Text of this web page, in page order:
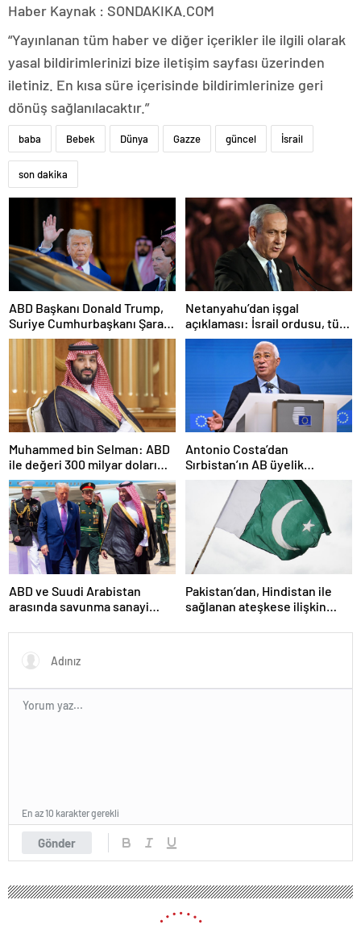
Haber Kaynak : SONDAKIKA.COM
“Yayınlanan tüm haber ve diğer içerikler ile ilgili olarak
yasal bildirimlerinizi bize iletişim sayfası üzerinden
iletiniz. En kısa süre içerisinde bildirimlerinize geri
dönüş sağlanılacaktır.”
baba Bebek Dünya Gazze güncel İsrail
son dakika
ABD Başkanı Donald Trump,
Suriye Cumhurbaşkanı Şara
ile görüşecek
Netanyahu’dan işgal
açıklaması: İsrail ordusu, tüm
gücüyle Gazze’ye girecek
Muhammed bin Selman: ABD
ile değeri 300 milyar doları
aşan anlaşmalar imzaladık
Antonio Costa’dan
Sırbistan’ın AB üyelik
sürecine ilişkin açıklama
ABD ve Suudi Arabistan
arasında savunma sanayi
Pakistan’dan, Hindistan ile
sağlanan ateşkese ilişkin
Gönder
En az 10 karakter gerekli